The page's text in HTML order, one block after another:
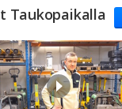
Taukopaikalla